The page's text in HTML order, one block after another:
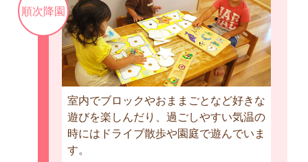
順次降園
室内でブロックやおままごとなど好きな
遊びを楽しんだり、過ごしやすい気温の
時にはドライブ散歩や園庭で遊んでいま
す。